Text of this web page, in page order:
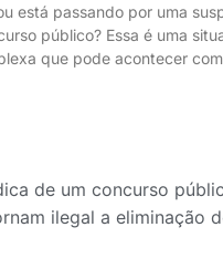
está passando por uma
público? Essa é uma
que pode acontecer com